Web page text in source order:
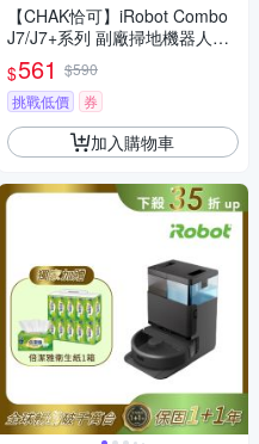
【CHAK恰可】iRobot Combo
J7/J7+系列 副廠掃地機器人配
件耗材超值組
$561 $590
挑戰低價
券
加入購物車